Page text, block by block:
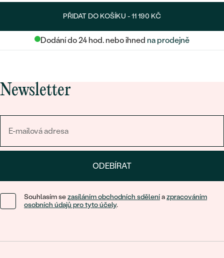
PŘIDAT DO KOŠÍKU -11 190 KČ
Dodání do 24 hod. nebo ihned na prodejně
Newsletter
ODEBÍRAT
Souhlasím sezasíláním obchodních sděleníazpracováním
osobních údajů pro tyto účely.